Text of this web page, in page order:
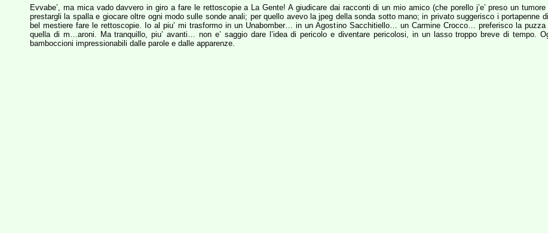
Evvabe’, ma mica vado davvero in giro a fare le rettoscopie a La Gente! A giudicare dai racconti di un mio amico (che porello j’e’ preso un
prestargli la spalla e giocare oltre ogni modo sulle sonde anali; per quello avevo la jpeg della sonda sotto mano; in privato suggerisco i portapenne
bel mestiere fare le rettoscopie. Io al piu’ mi trasformo in un Unabomber… in un Agostino Sacchitiello… un Carmine Crocco… preferisco la
quella di m…aroni. Ma tranquillo, piu’ avanti… non e’ saggio dare l’idea di pericolo e diventare pericolosi, in un lasso troppo breve di tempo.
bamboccioni impressionabili dalle parole e dalle apparenze.